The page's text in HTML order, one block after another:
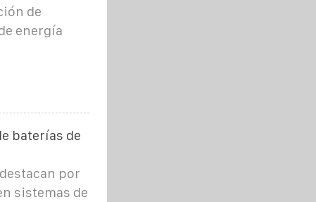
de
energía
baterías de
por
sistemas de